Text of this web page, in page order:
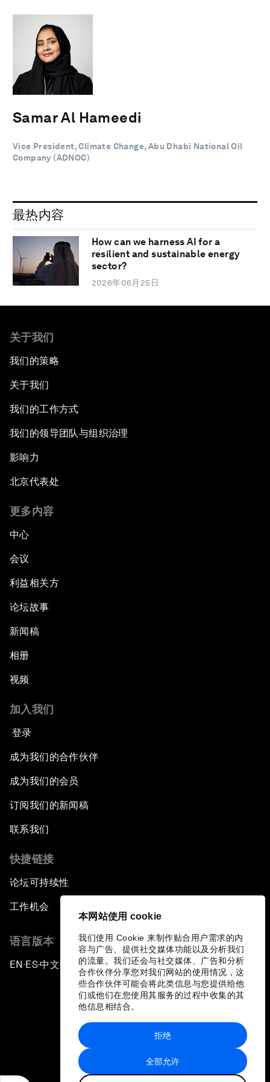
本网站使用 cookie
我们使用 Cookie 来制作贴合用户需求的内
容与广告、提供社交媒体功能以及分析我们
的流量。我们还会与社交媒体、广告和分析
合作伙伴分享您对我们网站的使用情况，这
些合作伙伴可能会将此类信息与您提供给他
们或他们在您使用其服务的过程中收集的其
他信息相结合。
全部允许
拒绝
Samar Al Hameedi
Vice President, Climate Change, Abu Dhabi National Oil
Company (ADNOC)
最热内容
How can we harness AI for a
resilient and sustainable energy
sector?
2026年06月25日
关于我们
我们的策略
关于我们
我们的工作方式
我们的领导团队与组织治理
影响力
北京代表处
更多内容
中心
会议
利益相关方
论坛故事
新闻稿
相册
视频
加入我们
登录
成为我们的合作伙伴
成为我们的会员
订阅我们的新闻稿
联系我们
快捷链接
论坛可持续性
工作机会
语言版本
EN ▪ ES▪中文▪ 日本語
站点地图